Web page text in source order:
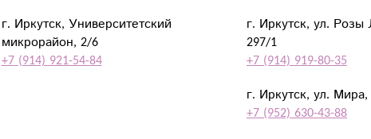
г. Иркутск, Университетский
микрорайон, 2/6
+7 (914) 921-54-84
г. Иркутск, ул.
297/1
+7 (914) 919-80-35
г. Иркутск, ул. Мира,
+7 (952) 630-43-88